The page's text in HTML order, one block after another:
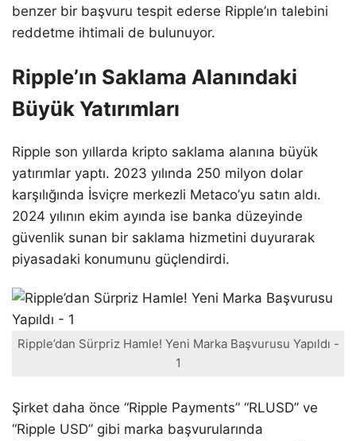
benzer bir başvuru tespit ederse Ripple’ın talebini
reddetme ihtimali de bulunuyor.
Ripple’ın Saklama Alanındaki
Büyük Yatırımları
Ripple son yıllarda kripto saklama alanına büyük
yatırımlar yaptı. 2023 yılında 250 milyon dolar
karşılığında İsviçre merkezli Metaco’yu satın aldı.
2024 yılının ekim ayında ise banka düzeyinde
güvenlik sunan bir saklama hizmetini duyurarak
piyasadaki konumunu güçlendirdi.
Ripple’dan Sürpriz Hamle! Yeni Marka Başvurusu Yapıldı -
1
Şirket daha önce “Ripple Payments” “RLUSD” ve
“Ripple USD” gibi marka başvurularında